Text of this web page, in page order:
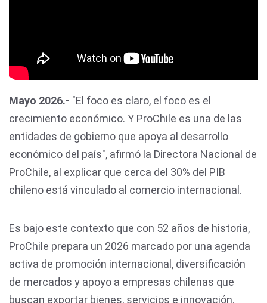
Mayo 2026.- "El foco es claro, el foco es el
crecimiento económico. Y ProChile es una de las
entidades de gobierno que apoya al desarrollo
económico del país", afirmó la Directora Nacional de
ProChile, al explicar que cerca del 30% del PIB
chileno está vinculado al comercio internacional.
Es bajo este contexto que con 52 años de historia,
ProChile prepara un 2026 marcado por una agenda
activa de promoción internacional, diversificación
de mercados y apoyo a empresas chilenas que
buscan exportar bienes, servicios e innovación.